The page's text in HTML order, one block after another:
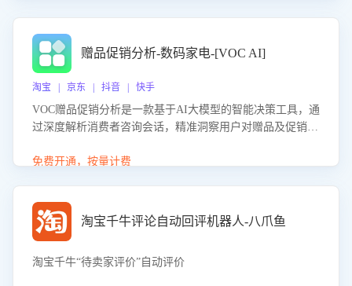
赠品促销分析-数码家电-[VOC AI]
淘宝 | 京东 | 抖音 | 快手
VOC赠品促销分析是一款基于AI大模型的智能决策工具，通
过深度解析消费者咨询会话，精准洞察用户对赠品及促销政
销诉求，帮助企业制定个性化赠品组合策略，优化资源投放
免费开通，按量计费
淘宝千牛评论自动回评机器人-八爪鱼
淘宝千牛“待卖家评价”自动评价